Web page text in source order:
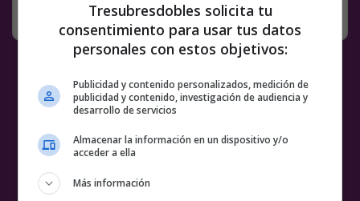
7 COMENTARIOS
SIN CATEGORÍA 29 JUNIO, 2019
Tresubresdobles solicita tu
consentimiento para usar tus datos
personales con estos objetivos:
Publicidad y contenido personalizados, medición de
publicidad y contenido, investigación de audiencia y
desarrollo de servicios
Almacenar la información en un dispositivo y/o
acceder a ella
Más información